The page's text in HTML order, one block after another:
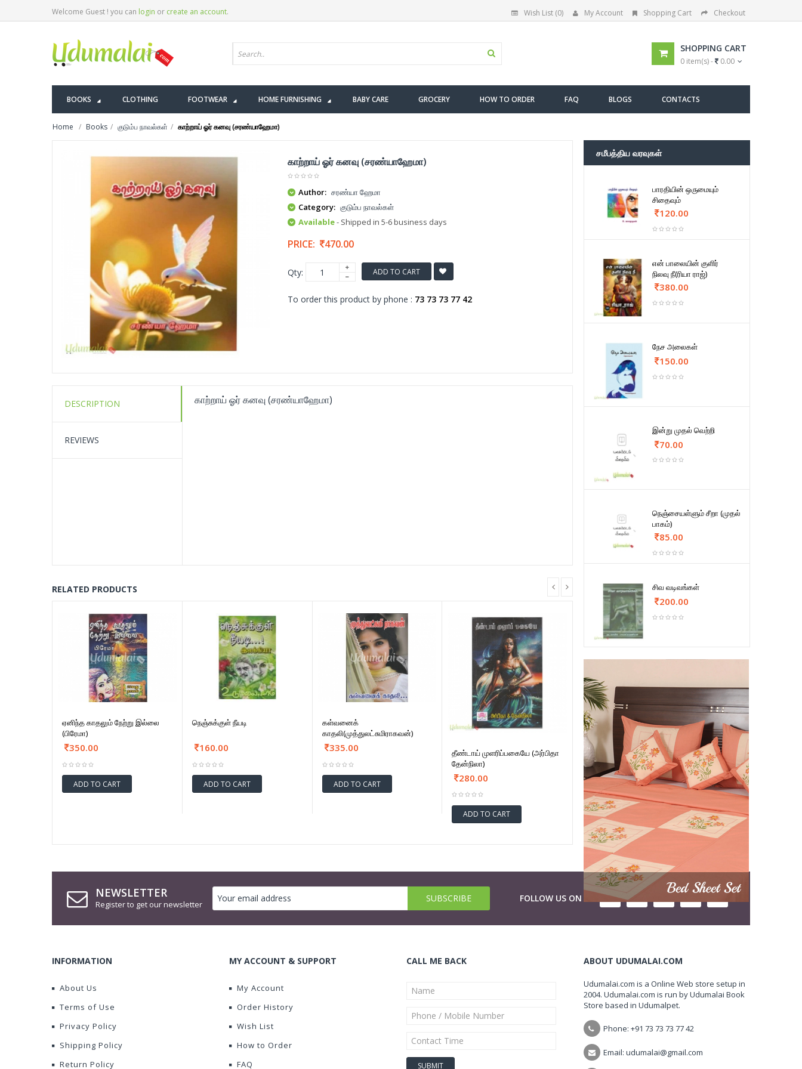
Welcome Guest ! you can login or create an account. Wish List (0) My Account Shopping Cart Checkout
SHOPPING CART
0 item(s) - 0.00
BOOKS CLOTHING FOOTWEAR HOME FURNISHING BABY CARE GROCERY HOW TO ORDER FAQ BLOGS CONTACTS
Home Books குடும்ப நாவல்கள் காற்றாய் ஓர் கனவு (சரண்யாஹேமா)
காற்றாய் ஓர் கனவு (சரண்யாஹேமா)
Author: சரண்யா ஹேமா
Category: குடும்ப நாவல்கள்
Available- Shipped in 5-6 business days
PRICE: 470.00
Qty: ADD TO CART
To order this product by phone : 73 73 73 77 42
DESCRIPTION
REVIEWS
காற்றாய் ஓர் கனவு (சரண்யாஹேமா)
RELATED PRODUCTS
ஏனிந்த காதலும் நேற்று இல்லை
(பிரேமா)
350.00
ADD TO CART
நெஞ்சுக்குள் நீயடி
160.00
ADD TO CART
கள்வனைக்
காதலி(முத்துலட்சுமிராகவன்)
335.00
ADD TO CART
தீண்டாய் முளரிப்பகையே (அர்பிதா
தேன்நிலா)
280.00
ADD TO CART
சமீபத்திய வரவுகள்
பாரதியின் ஒருமையும்
சிதைவும்
120.00
என் பாலையின் குளிர்
நிலவு நீ(ரியா ராஜ்)
380.00
நேச அலைகள்
150.00
இன்று முதல் வெற்றி
70.00
நெஞ்சையள்ளும் சீறா (முதல்
பாகம்)
85.00
சிவ வடிவங்கள்
200.00
NEWSLETTER
Register to get our newsletter
FOLLOW US ON
INFORMATION
About Us
Terms of Use
Privacy Policy
Shipping Policy
Return Policy
MY ACCOUNT & SUPPORT
My Account
Order History
Wish List
How to Order
FAQ
CALL ME BACK ABOUT UDUMALAI.COM
Udumalai.com is a Online Web store setup in
2004. Udumalai.com is run by Udumalai Book
Store based in Udumalpet.
Phone: +91 73 73 73 77 42
Email: udumalai@gmail.com